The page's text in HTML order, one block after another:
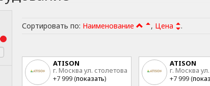
Сортировать по: Наименование , Цена .
ATISON
г. Москва ул. столетова
15
+7 999 (показать)
ATISON
г. Москва
15
+7 999 (